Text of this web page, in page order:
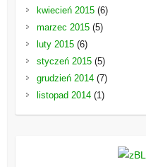
kwiecień 2015(6)
marzec 2015(5)
luty 2015(6)
styczeń 2015(5)
grudzień 2014(7)
listopad 2014(1)